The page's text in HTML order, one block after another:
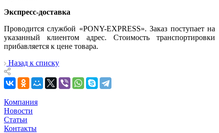
Экспресс-доставка
Проводится службой «PONY-EXPRESS». Заказ поступает на
указанный клиентом адрес. Стоимость транспортировки
прибавляется к цене товара.
Назад к списку
Компания
Новости
Статьи
Контакты